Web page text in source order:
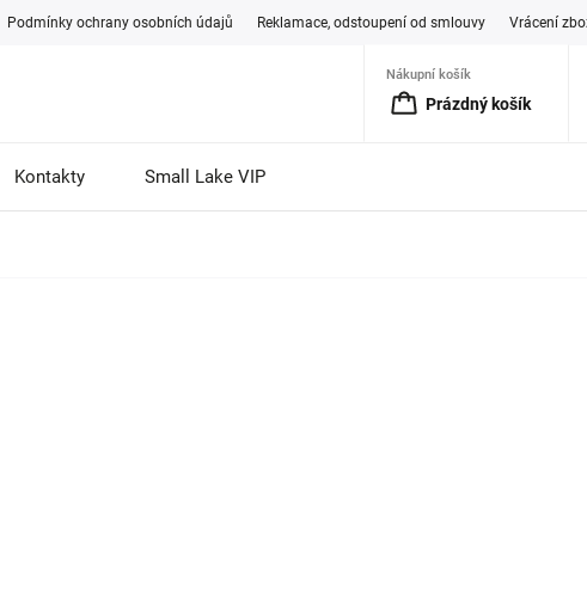
Podmínky ochrany osobních údajů Reklamace, odstoupení od smlouvy Vrácení
Nákupní košík
Prázdný košík
Kontakty Small Lake VIP